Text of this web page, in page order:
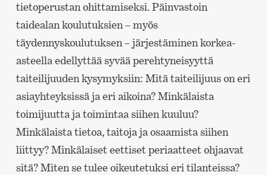
tietoperustan ohittamiseksi. Päinvastoin
taidealan koulutuksien – myös
täydennyskoulutuksen – järjestäminen korkea-
asteella edellyttää syvää perehtyneisyyttä
taiteilijuuden kysymyksiin: Mitä taiteilijuus on eri
asiayhteyksissä ja eri aikoina? Minkälaista
toimijuutta ja toimintaa siihen kuuluu?
Minkälaista tietoa, taitoja ja osaamista siihen
liittyy? Minkälaiset eettiset periaatteet ohjaavat
sitä? Miten se tulee oikeutetuksi eri tilanteissa?